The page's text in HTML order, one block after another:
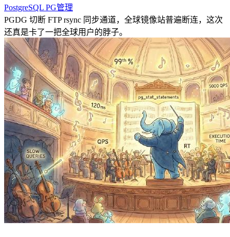
PostgreSQL PG管理
PGDG 切断 FTP rsync 同步通道，全球镜像站普遍断连，这次
还真是卡了一把全球用户的脖子。